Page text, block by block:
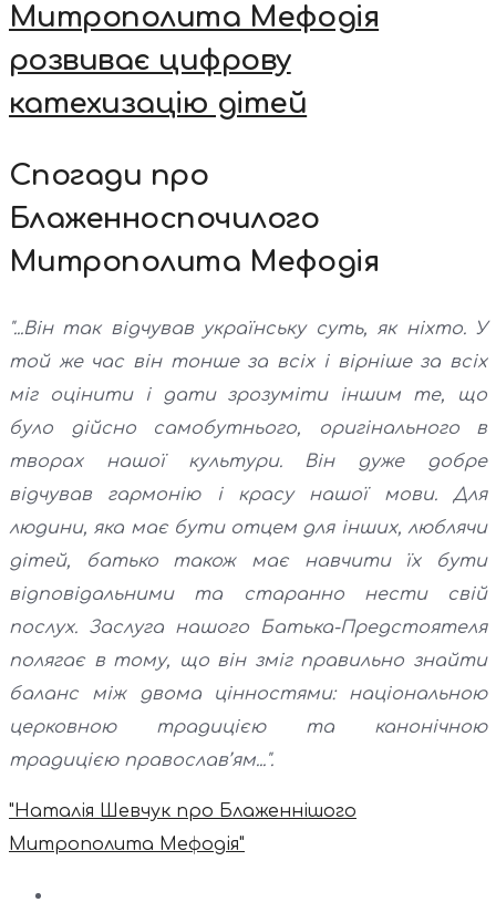
Митрополита Мефодія
розвиває цифрову
катехизацію дітей
Спогади про
Блаженноспочилого
Митрополита Мефодія
"...Він так відчував українську суть, як ніхто. У
той же час він тонше за всіх і вірніше за всіх
міг оцінити і дати зрозуміти іншим те, що
було дійсно самобутнього, оригінального в
творах нашої культури. Він дуже добре
відчував гармонію і красу нашої мови. Для
людини, яка має бути отцем для інших, люблячи
дітей, батько також має навчити їх бути
відповідальними та старанно нести свій
послух. Заслуга нашого Батька-Предстоятеля
полягає в тому, що він зміг правильно знайти
баланс між двома цінностями: національною
церковною традицією та канонічною
традицією православ’ям...".
"Наталія Шевчук про Блаженнішого
Митрополита Мефодія"